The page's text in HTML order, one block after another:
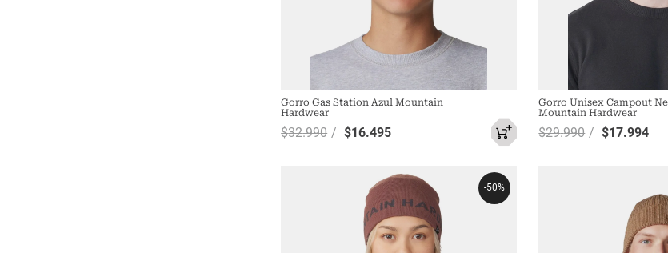
Gorro Gas Station Azul Mountain
Hardwear
$32.990 $16.495
Gorro Unisex Campout
Mountain Hardwear
$29.990 $17.994
-50%